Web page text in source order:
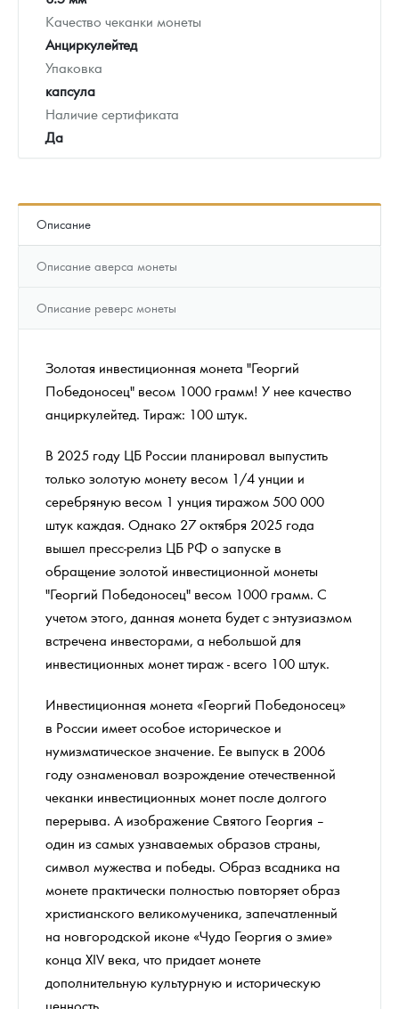
Качество чеканки монеты
Анциркулейтед
Упаковка
капсула
Наличие сертификата
Да
Описание
Описание аверса монеты
Описание реверс монеты
Золотая инвестиционная монета "Георгий
Победоносец" весом 1000 грамм! У нее качество
анциркулейтед. Тираж: 100 штук.
В 2025 году ЦБ России планировал выпустить
только золотую монету весом 1/4 унции и
серебряную весом 1 унция тиражом 500 000
штук каждая. Однако 27 октября 2025 года
вышел пресс-релиз ЦБ РФ о запуске в
обращение золотой инвестиционной монеты
"Георгий Победоносец" весом 1000 грамм. С
учетом этого, данная монета будет с энтузиазмом
встречена инвесторами, а небольшой для
инвестиционных монет тираж - всего 100 штук.
Инвестиционная монета «Георгий Победоносец»
в России имеет особое историческое и
нумизматическое значение. Ее выпуск в 2006
году ознаменовал возрождение отечественной
чеканки инвестиционных монет после долгого
перерыва. А изображение Святого Георгия –
один из самых узнаваемых образов страны,
символ мужества и победы. Образ всадника на
монете практически полностью повторяет образ
христианского великомученика, запечатленный
на новгородской иконе «Чудо Георгия о змие»
конца XIV века, что придает монете
дополнительную культурную и историческую